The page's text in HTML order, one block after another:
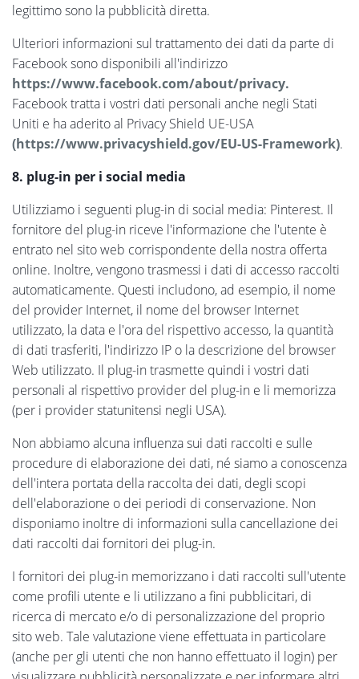
legittimo sono la pubblicità diretta.
Ulteriori informazioni sul trattamento dei dati da parte di
Facebook sono disponibili all'indirizzo
https://www.facebook.com/about/privacy.
Facebook tratta i vostri dati personali anche negli Stati
Uniti e ha aderito al Privacy Shield UE-USA
(https://www.privacyshield.gov/EU-US-Framework).
8. plug-in per i social media
Utilizziamo i seguenti plug-in di social media: Pinterest. Il
fornitore del plug-in riceve l'informazione che l'utente è
entrato nel sito web corrispondente della nostra offerta
online. Inoltre, vengono trasmessi i dati di accesso raccolti
automaticamente. Questi includono, ad esempio, il nome
del provider Internet, il nome del browser Internet
utilizzato, la data e l'ora del rispettivo accesso, la quantità
di dati trasferiti, l'indirizzo IP o la descrizione del browser
Web utilizzato. Il plug-in trasmette quindi i vostri dati
personali al rispettivo provider del plug-in e li memorizza
(per i provider statunitensi negli USA).
Non abbiamo alcuna influenza sui dati raccolti e sulle
procedure di elaborazione dei dati, né siamo a conoscenza
dell'intera portata della raccolta dei dati, degli scopi
dell'elaborazione o dei periodi di conservazione. Non
disponiamo inoltre di informazioni sulla cancellazione dei
dati raccolti dai fornitori dei plug-in.
I fornitori dei plug-in memorizzano i dati raccolti sull'utente
come profili utente e li utilizzano a fini pubblicitari, di
ricerca di mercato e/o di personalizzazione del proprio
sito web. Tale valutazione viene effettuata in particolare
(anche per gli utenti che non hanno effettuato il login) per